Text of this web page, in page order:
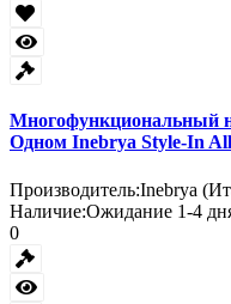
Многофункциональный
Одном Inebrya Style-In
Производитель:Inebrya
Наличие:Ожидание 1-4
0